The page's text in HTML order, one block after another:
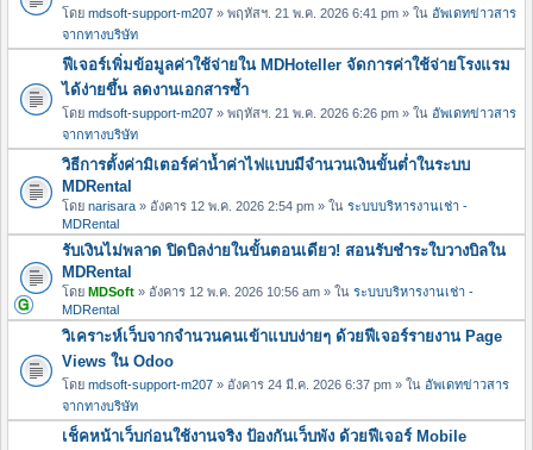
โดย mdsoft-support-m207 » พฤหัสฯ. 21 พ.ค. 2026 6:41 pm » ใน อัพเดทข่าวสาร
จากทางบริษัท
ฟีเจอร์เพิ่มข้อมูลค่าใช้จ่ายใน MDHoteller จัดการค่าใช้จ่ายโรงแรม
ได้ง่ายขึ้น ลดงานเอกสารซ้ำ
โดย mdsoft-support-m207 » พฤหัสฯ. 21 พ.ค. 2026 6:26 pm » ใน อัพเดทข่าวสาร
จากทางบริษัท
วิธีการตั้งค่ามิเตอร์ค่าน้ำค่าไฟแบบมีจำนวนเงินขั้นต่ำในระบบ
MDRental
โดย narisara » อังคาร 12 พ.ค. 2026 2:54 pm » ใน ระบบบริหารงานเช่า -
MDRental
รับเงินไม่พลาด ปิดบิลง่ายในขั้นตอนเดียว! สอนรับชำระใบวางบิลใน
MDRental
โดย MDSoft » อังคาร 12 พ.ค. 2026 10:56 am » ใน ระบบบริหารงานเช่า -
MDRental
วิเคราะห์เว็บจากจำนวนคนเข้าแบบง่ายๆ ด้วยฟีเจอร์รายงาน Page
Views ใน Odoo
โดย mdsoft-support-m207 » อังคาร 24 มี.ค. 2026 6:37 pm » ใน อัพเดทข่าวสาร
จากทางบริษัท
เช็คหน้าเว็บก่อนใช้งานจริง ป้องกันเว็บพัง ด้วยฟีเจอร์ Mobile